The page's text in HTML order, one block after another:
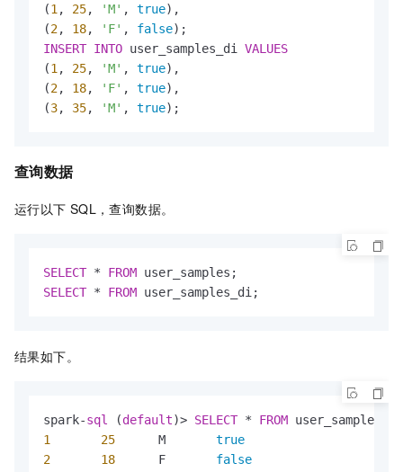
(1 , 25, 'M' , true),
(2, 18, 'F' , false
INSERT INTO user_samples_di VALUES
(1 , 25, 'M' , true),
(2, 18, 'F' , true),
(3, 35, 'M' , true);
查询数据
运行以下 SQL，查询数据。
SELECT * FROM
SELECT * FROM user_samples_di;
结果如下。
spark-sql (default)> SELECT * FROM
1
25
true
2
18 false